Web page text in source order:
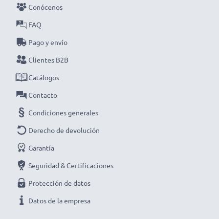
cargador inteligente y compacto con pantalla LCD de
CELLONIC. ¡Haz tu pedido ahora con entrega rápida y
garantía de 3 años!
Conócenos
FAQ
Pago y envío
Clientes B2B
Catálogos
Contacto
Condiciones generales
Derecho de devolución
Garantía
Seguridad & Certificaciones
Protección de datos
Datos de la empresa